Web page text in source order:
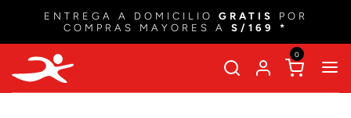
ENTREGA A DOMICILIO GRATIS
POR
COMPRAS MAYORES A S/169 *
0